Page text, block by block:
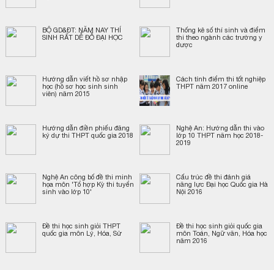
BỘ GD&ĐT: NĂM NAY THÍ
SINH RẤT DỄ ĐỖ ĐẠI HỌC
Thống kê số thí sinh và điểm
thi theo ngành các trường y
dược
Hướng dẫn viết hồ sơ nhập
học (hồ sơ học sinh sinh
viên) năm 2015
Cách tính điểm thi tốt nghiệp
THPT năm 2017 online
Hướng dẫn điền phiếu đăng
ký dự thi THPT quốc gia 2018
Nghệ An: Hướng dẫn thi vào
lớp 10 THPT năm học 2018-
2019
Nghệ An công bố đề thi minh
họa môn 'Tổ hợp Kỳ thi tuyển
sinh vào lớp 10'
Cấu trúc đề thi đánh giá
năng lực Đại học Quốc gia Hà
Nội 2016
Đề thi học sinh giỏi THPT
quốc gia môn Lý, Hóa, Sử
Đề thi học sinh giỏi quốc gia
môn Toán, Ngữ văn, Hóa học
năm 2016